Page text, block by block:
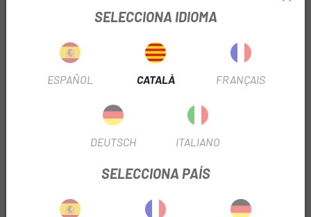
TEMPORADA
HIDRATACIÓ
CARACTERÍSTIQUES
- Malla de ventilació 3D
SELECCIONA IDIOMA
ESPAÑOL CATALÀ FRANÇAIS
DEUTSCH ITALIANO
SELECCIONA PAÍS